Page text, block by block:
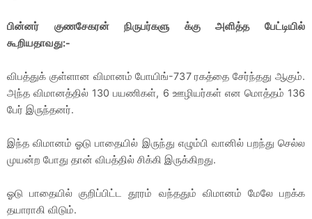
பின்னர் குணசேகரன் நிருபர்களு க்கு அளித்த பேட்டியில்
கூறியதாவது:-
விபத்துக் குள்ளான விமானம் போயிங்-737 ரகத்தை சேர்ந்தது ஆகும்.
அந்த விமானத்தில் 130 பயணிகள், 6 ஊழியர்கள் என மொத்தம் 136
பேர் இருந்தனர்.
இந்த விமானம் ஓடு பாதையில் இருந்து எழும்பி வானில் பறந்து செல்ல
முயன்ற போது தான் விபத்தில் சிக்கி இருக்கிறது.
ஓடு பாதையில் குறிப்பிட்ட தூரம் வந்ததும் விமானம் மேலே பறக்க
தயாராகி விடும்.